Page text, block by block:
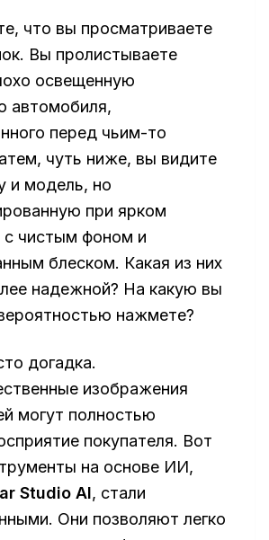
что вы просматриваете
Вы пролистываете
освещенную
автомобиля,
перед чьим-то
чуть ниже, вы видите
и модель, но
при ярком
с чистым фоном и
блеском. Какая из них
надежной? На какую вы
нажмете?
догадка.
изображения
могут полностью
покупателя. Вот
на основе ИИ,
Studio AI, стали
Они позволяют легко